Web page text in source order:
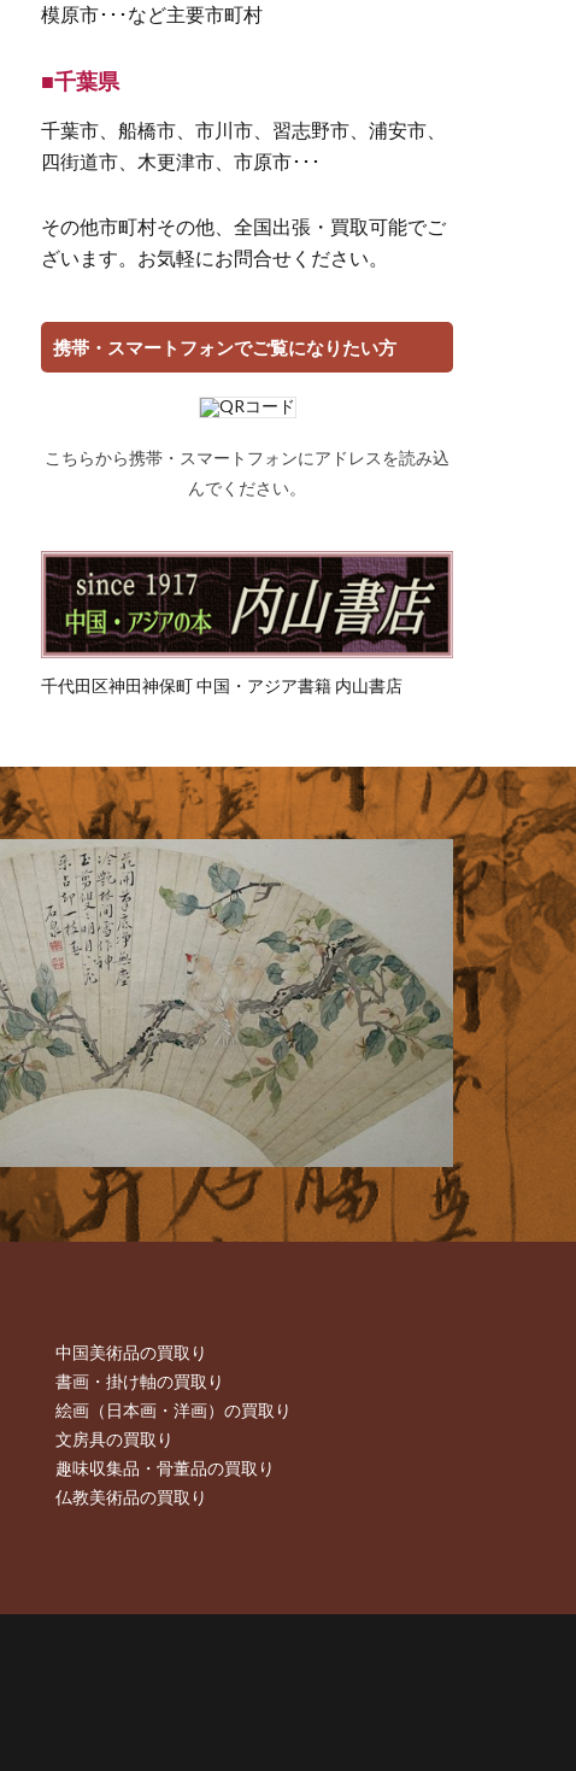
模原市･･･など主要市町村
■千葉県
千葉市、船橋市、市川市、習志野市、浦安市、
四街道市、木更津市、市原市･･･
その他市町村その他、全国出張・買取可能でご
ざいます。お気軽にお問合せください。
携帯・スマートフォンでご覧になりたい方
こちらから携帯・スマートフォンにアドレスを読み込
んでください。
千代田区神田神保町 中国・アジア書籍 内山書店
中国美術品の買取り
書画・掛け軸の買取り
絵画（日本画・洋画）の買取り
文房具の買取り
趣味収集品・骨董品の買取り
仏教美術品の買取り